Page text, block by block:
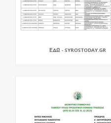
ΕΔΏ - SYROSTODAY.GR